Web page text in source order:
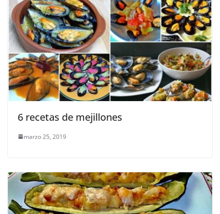
6 recetas de mejillones
marzo 25, 2019